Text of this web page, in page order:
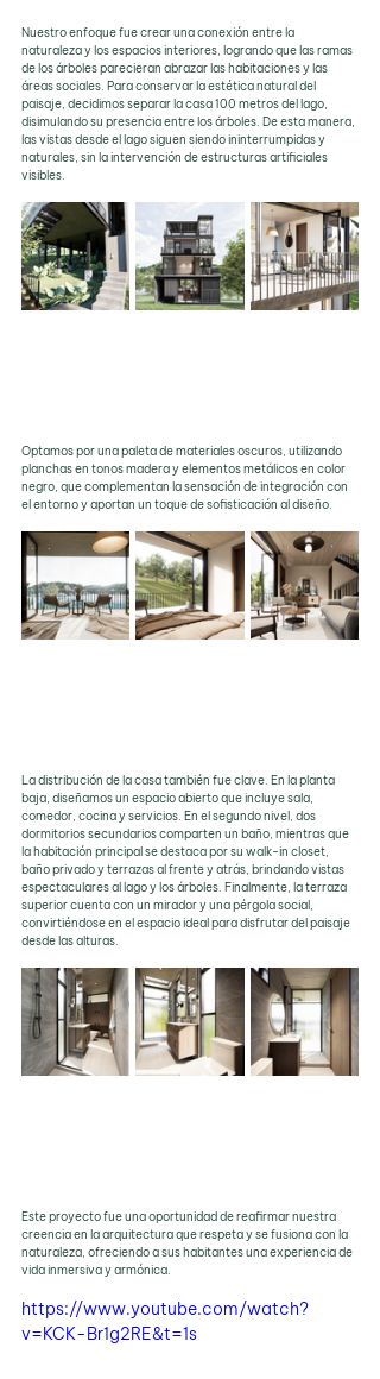
Nuestro enfoque fue crear una conexión entre la
naturaleza y los espacios interiores, logrando que las ramas
de los árboles parecieran abrazar las habitaciones y las
áreas sociales. Para conservar la estética natural del
paisaje, decidimos separar la casa 100 metros del lago,
disimulando su presencia entre los árboles. De esta manera,
las vistas desde el lago siguen siendo ininterrumpidas y
naturales, sin la intervención de estructuras artificiales
visibles.
Optamos por una paleta de materiales oscuros, utilizando
planchas en tonos madera y elementos metálicos en color
negro, que complementan la sensación de integración con
el entorno y aportan un toque de sofisticación al diseño.
La distribución de la casa también fue clave. En la planta
baja, diseñamos un espacio abierto que incluye sala,
comedor, cocina y servicios. En el segundo nivel, dos
dormitorios secundarios comparten un baño, mientras que
la habitación principal se destaca por su walk-in closet,
baño privado y terrazas al frente y atrás, brindando vistas
espectaculares al lago y los árboles. Finalmente, la terraza
superior cuenta con un mirador y una pérgola social,
convirtiéndose en el espacio ideal para disfrutar del paisaje
desde las alturas.
Este proyecto fue una oportunidad de reafirmar nuestra
creencia en la arquitectura que respeta y se fusiona con la
naturaleza, ofreciendo a sus habitantes una experiencia de
vida inmersiva y armónica.
https://www.youtube.com/watch?
v=KCK-Br1g2RE&t=1s